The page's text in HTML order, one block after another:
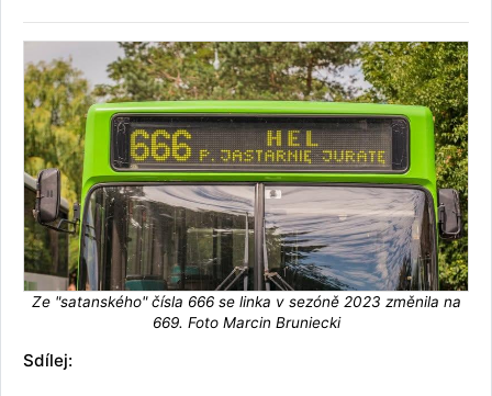
Ze "satanského" čísla 666 se linka v sezóně 2023 změnila na
669. Foto Marcin Bruniecki
Sdílej: